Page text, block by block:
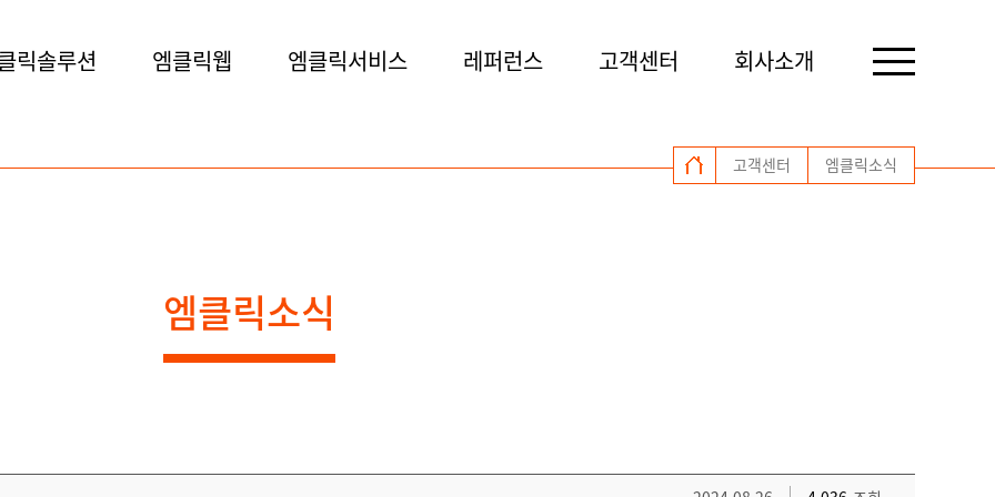
릭솔루션 엠클릭웹 엠클릭서비스 레퍼런스 고객센터 회사소개
고객센터 엠클릭소식
엠클릭소식